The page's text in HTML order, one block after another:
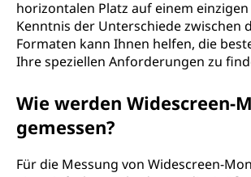
horizontalen Platz auf einem
Kenntnis der Unterschiede zwischen
Formaten kann Ihnen helfen, die
Ihre speziellen Anforderungen zu
Wie werden Widescreen-
gemessen?
Für die Messung von Widescreen-